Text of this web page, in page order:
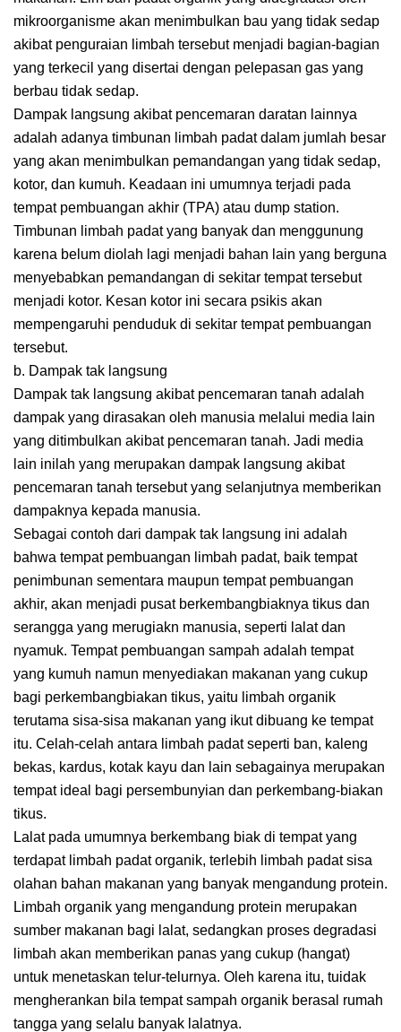
mikroorganisme akan menimbulkan bau yang tidak sedap
akibat penguraian limbah tersebut menjadi bagian-bagian
yang terkecil yang disertai dengan pelepasan gas yang
berbau tidak sedap.
Dampak langsung akibat pencemaran daratan lainnya
adalah adanya timbunan limbah padat dalam jumlah besar
yang akan menimbulkan pemandangan yang tidak sedap,
kotor, dan kumuh. Keadaan ini umumnya terjadi pada
tempat pembuangan akhir (TPA) atau dump station.
Timbunan limbah padat yang banyak dan menggunung
karena belum diolah lagi menjadi bahan lain yang berguna
menyebabkan pemandangan di sekitar tempat tersebut
menjadi kotor. Kesan kotor ini secara psikis akan
mempengaruhi penduduk di sekitar tempat pembuangan
tersebut.
b. Dampak tak langsung
Dampak tak langsung akibat pencemaran tanah adalah
dampak yang dirasakan oleh manusia melalui media lain
yang ditimbulkan akibat pencemaran tanah. Jadi media
lain inilah yang merupakan dampak langsung akibat
pencemaran tanah tersebut yang selanjutnya memberikan
dampaknya kepada manusia.
Sebagai contoh dari dampak tak langsung ini adalah
bahwa tempat pembuangan limbah padat, baik tempat
penimbunan sementara maupun tempat pembuangan
akhir, akan menjadi pusat berkembangbiaknya tikus dan
serangga yang merugiakn manusia, seperti lalat dan
nyamuk. Tempat pembuangan sampah adalah tempat
yang kumuh namun menyediakan makanan yang cukup
bagi perkembangbiakan tikus, yaitu limbah organik
terutama sisa-sisa makanan yang ikut dibuang ke tempat
itu. Celah-celah antara limbah padat seperti ban, kaleng
bekas, kardus, kotak kayu dan lain sebagainya merupakan
tempat ideal bagi persembunyian dan perkembang-biakan
tikus.
Lalat pada umumnya berkembang biak di tempat yang
terdapat limbah padat organik, terlebih limbah padat sisa
olahan bahan makanan yang banyak mengandung protein.
Limbah organik yang mengandung protein merupakan
sumber makanan bagi lalat, sedangkan proses degradasi
limbah akan memberikan panas yang cukup (hangat)
untuk menetaskan telur-telurnya. Oleh karena itu, tuidak
mengherankan bila tempat sampah organik berasal rumah
tangga yang selalu banyak lalatnya.